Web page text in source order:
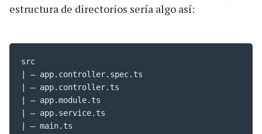
estructura de directorios sería algo así:
src
| — app.controller.spec.ts
| — app.controller.ts
| — app.module.ts
| — app.service.ts
| — main.ts